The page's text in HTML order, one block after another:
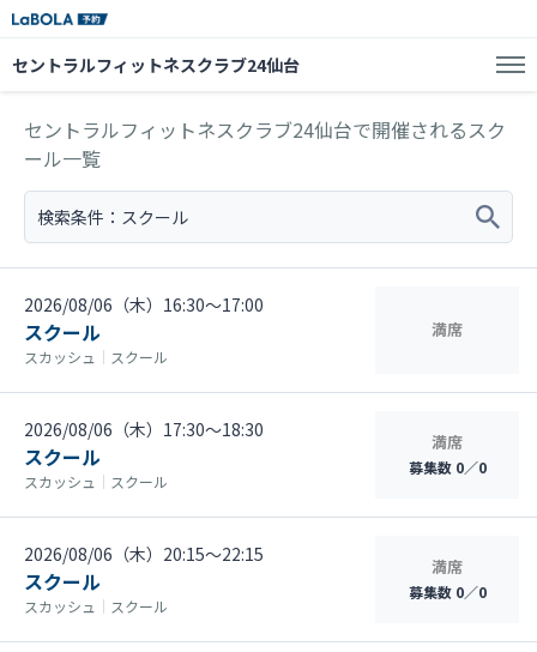
セントラルフィットネスクラブ24仙台
セントラルフィットネスクラブ24仙台で開催されるスク
ール一覧
検索条件： スクール
2026/08/06（木）16:30〜17:00
スクール
スカッシュ ｜ スクール
満席
2026/08/06（木）17:30〜18:30
スクール
スカッシュ ｜ スクール
満席
募集数 0／0
2026/08/06（木）20:15〜22:15
スクール
スカッシュ ｜ スクール
満席
募集数 0／0